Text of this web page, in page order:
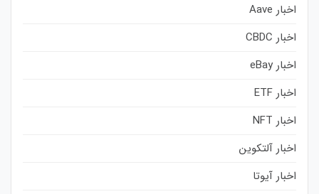
اخبار Aave
اخبار CBDC
اخبار eBay
اخبار ETF
اخبار NFT
اخبار آلتکوین
اخبار آیوتا